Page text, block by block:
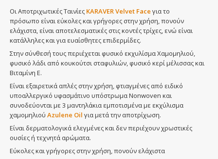
Velvet Μπικίνι
Ξανθιστική Κρέμα
Golden Bleach
Κρύο Κερί με Βάση την Ζάχαρη
Ρολέτα
Οι Αποτριχωτικές Ταινίες KARAVER Velvet Face για το
πρόσωπο είναι εύκολες και γρήγορες στην χρήση, πονούν
ελάχιστα, είναι αποτελεσματικές στις κοντές τρίχες, ενώ είναι
κατάλληλες και για ευαίσθητες επιδερμίδες.
Στην σύνθεσή τους περιέχεται φυσικό εκχυλίσμα Χαμομηλιού,
φυσικό λάδι από κουκούτσι σταφυλιών, φυσικό κερί μέλισσας και
Βιταμίνη Ε.
Είναι εξαιρετικά απλές στην χρήση, φτιαγμένες από ειδικό
υποαλλεργικό υφασμάτινο υπόστρωμα Nonwoven και
συνοδεύονται με 3 μαντηλάκια εμποτισμένα με εκχύλισμα
χαμομηλιού Azulene Oil για μετά την αποτρίχωση.
Είναι δερματολογικά ελεγμένες και δεν περιέχουν χρωστικές
ουσίες ή τεχνητά αρώματα.
Εύκολες και γρήγορες στην χρήση, πονούν ελάχιστα